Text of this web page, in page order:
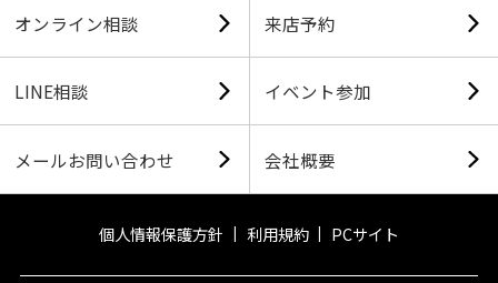
オンライン相談 来店予約
LINE相談 イベント参加
メールお問い合わせ 会社概要
個人情報保護方針 利用規約 PCサイト